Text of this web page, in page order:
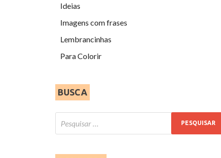
Ideias
Imagens com frases
Lembrancinhas
Para Colorir
BUSCA